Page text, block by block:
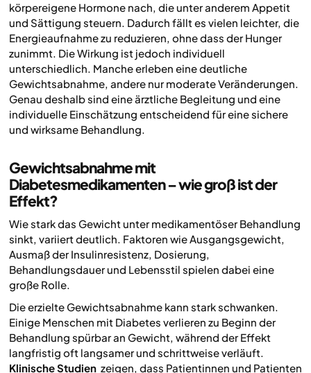
körpereigene Hormone nach, die unter anderem Appetit
und Sättigung steuern. Dadurch fällt es vielen leichter, die
Energieaufnahme zu reduzieren, ohne dass der Hunger
zunimmt. Die Wirkung ist jedoch individuell
unterschiedlich. Manche erleben eine deutliche
Gewichtsabnahme, andere nur moderate Veränderungen.
Genau deshalb sind eine ärztliche Begleitung und eine
individuelle Einschätzung entscheidend für eine sichere
und wirksame Behandlung.
Gewichtsabnahme mit
Diabetesmedikamenten – wie groß ist der
Effekt?
Wie stark das Gewicht unter medikamentöser Behandlung
sinkt, variiert deutlich. Faktoren wie Ausgangsgewicht,
Ausmaß der Insulinresistenz, Dosierung,
Behandlungsdauer und Lebensstil spielen dabei eine
große Rolle.
Die erzielte Gewichtsabnahme kann stark schwanken.
Einige Menschen mit Diabetes verlieren zu Beginn der
Behandlung spürbar an Gewicht, während der Effekt
langfristig oft langsamer und schrittweise verläuft.
Klinische Studien zeigen, dass Patientinnen und Patienten